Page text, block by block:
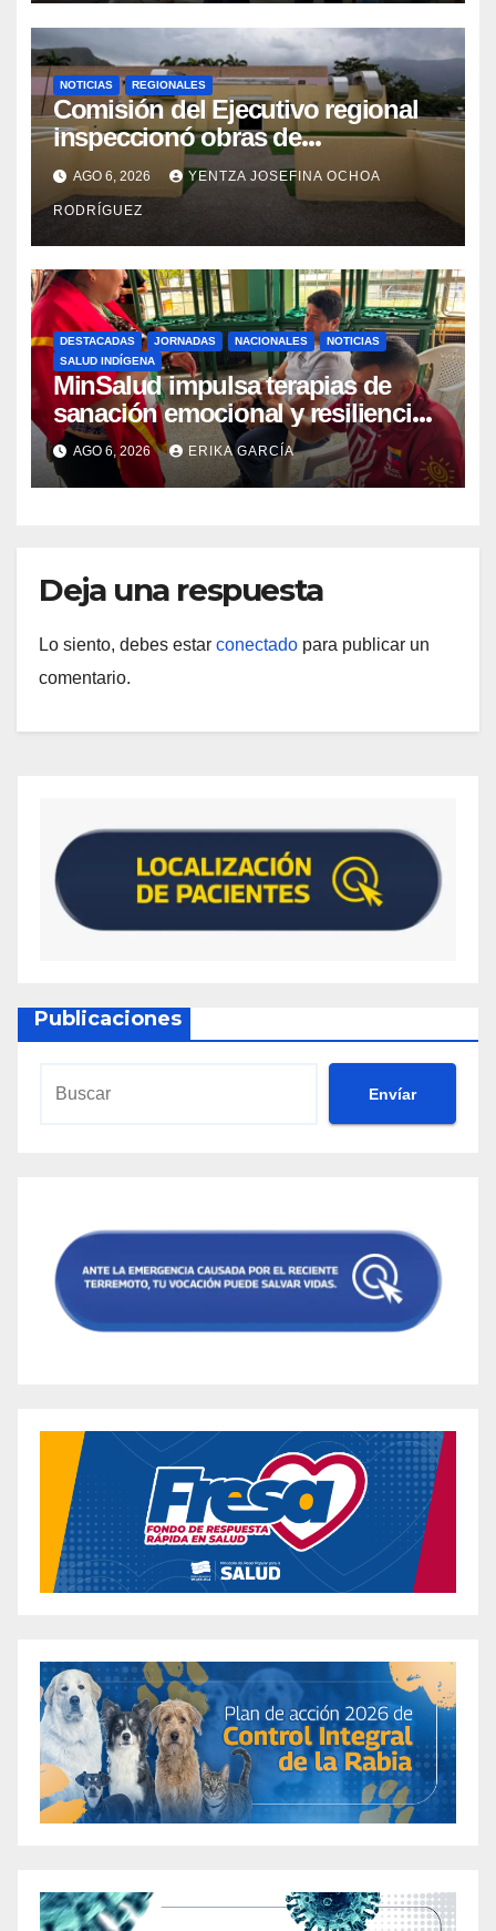
NOTICIAS REGIONALES
Comisión del Ejecutivo regional
inspeccionó obras de
recuperación en la Maternidad
Integral Aragua
AGO 6, 2026 YENTZA JOSEFINA OCHOA
RODRÍGUEZ
DESTACADAS JORNADAS NACIONALES
NOTICIAS
SALUD INDÍGENA
MinSalud impulsa terapias de
sanación emocional y resiliencia
post-sismo junto a comunidades
indígenas en Caracas
AGO 6, 2026 ERIKA GARCÍA
Deja una respuesta
Lo siento, debes estar conectado para publicar un
comentario.
Publicaciones
Envíar